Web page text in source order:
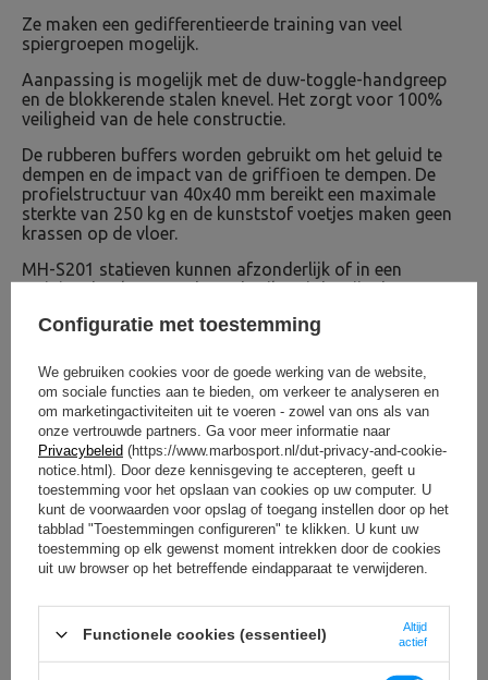
Ze maken een gedifferentieerde training van veel
spiergroepen mogelijk.
Aanpassing is mogelijk met de duw-toggle-handgreep
en de blokkerende stalen knevel. Het zorgt voor 100%
veiligheid van de hele constructie.
De rubberen buffers worden gebruikt om het geluid te
dempen en de impact van de griffioen te dempen. De
profielstructuur van 40x40 mm bereikt een maximale
sterkte van 250 kg en de kunststof voetjes maken geen
krassen op de vloer.
MH-S201 statieven kunnen afzonderlijk of in een
trainingsbankset worden gebruikt. Dit bewijst hun
sterkte van 250 kg dankzij de stevige profielen van
voetjes voorkomen krassen op de vloer. Zie zelf hoe
veelzijdig de MH-S201 racks zijn!
* De halterschijven en handgrepen op de foto's zijn
niet inbegrepen in de set.</
Configuratie met toestemming
We gebruiken cookies voor de goede werking van de website,
om sociale functies aan te bieden, om verkeer te analyseren en
om marketingactiviteiten uit te voeren - zowel van ons als van
onze vertrouwde partners. Ga voor meer informatie naar
Privacybeleid (https://www.marbosport.nl/dut-privacy-and-cookie-
notice.html). Door deze kennisgeving te accepteren, geeft u
toestemming voor het opslaan van cookies op uw computer. U
kunt de voorwaarden voor opslag of toegang instellen door op het
tabblad "Toestemmingen configureren" te klikken. U kunt uw
toestemming op elk gewenst moment intrekken door de cookies
uit uw browser op het betreffende eindapparaat te verwijderen.
Functionele cookies (essentieel)
Altijd
actief